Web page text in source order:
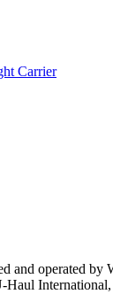
Carrier
and operated by
Haul